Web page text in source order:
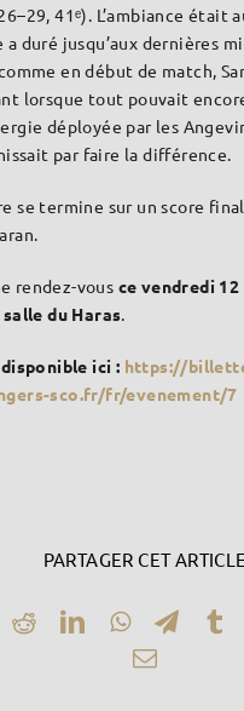
41ᵉ). L’ambiance était
a duré jusqu’aux dernières
en début de match,
lorsque tout pouvait
déployée par les
par faire la différence.
se termine sur un score
rendez-vous ce vendredi 12
du Haras.
ici : https://
sco.fr/fr/evenement/7
PARTAGER CET ARTICLE
RedditLinkedInWhatsApp
Email